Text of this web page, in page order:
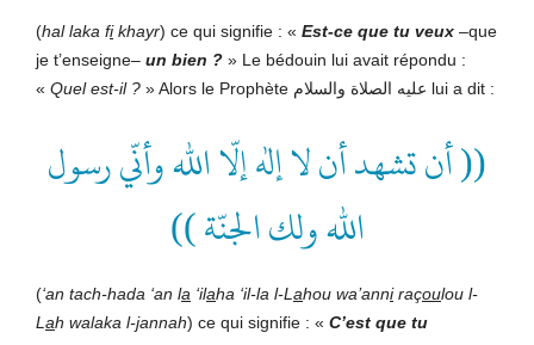
(hal laka fikhayr) ce qui signifie : « Est-ce que tu veux –que
je t’enseigne– un bien ? » Le bédouin lui avait répondu :
« Quel est-il ? » Alors le Prophète عليه الصلاة والسلام lui a dit :
(( أن تشهد أن لا إله إلّا الله وأنّي رسول
الله ولك الجنّة ))
(‘an tach-hada ‘an la ‘ilaha ‘il-la l-Lahou wa’anniraçoulou l-
Lah walaka l-jannah) ce qui signifie : « C’est que tu